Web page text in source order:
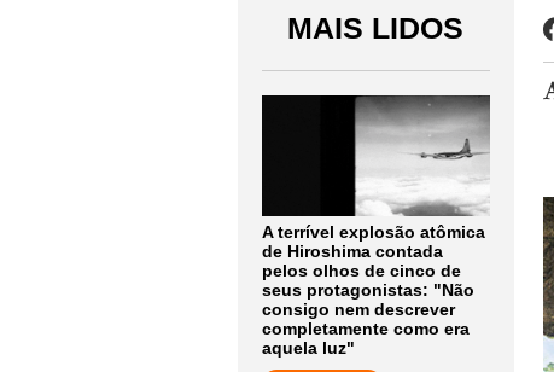
MAIS LIDOS
A terrível explosão atômica
de Hiroshima contada
pelos olhos de cinco de
seus protagonistas: "Não
consigo nem descrever
completamente como era
aquela luz"